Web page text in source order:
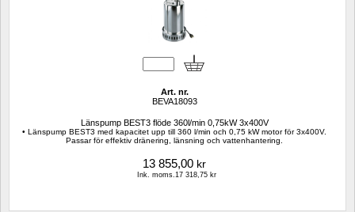
Art. nr.
BEVA18093
Länspump BEST3 flöde 360l/min 0,75kW 3x400V
• Länspump BEST3 med kapacitet upp till 360 l/min och 0,75 kW motor för 3x400V.
Passar för effektiv dränering, länsning och vattenhantering.
13 855,00 kr
Ink. moms.17 318,75 kr